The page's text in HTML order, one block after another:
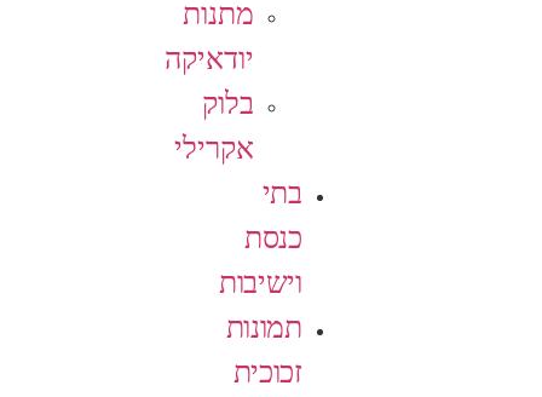
מתנות
יודאיקה
בלוק
אקרילי
בתי
כנסת
וישיבות
תמונות
זכוכית